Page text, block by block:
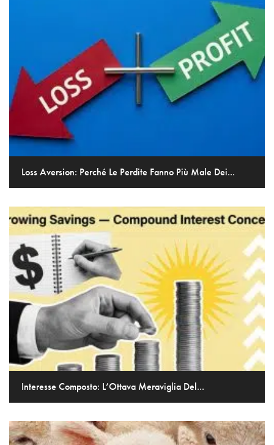
Loss Aversion: Perché Le Perdite Fanno Più Male Dei...
Interesse Composto: L’Ottava Meraviglia Del...